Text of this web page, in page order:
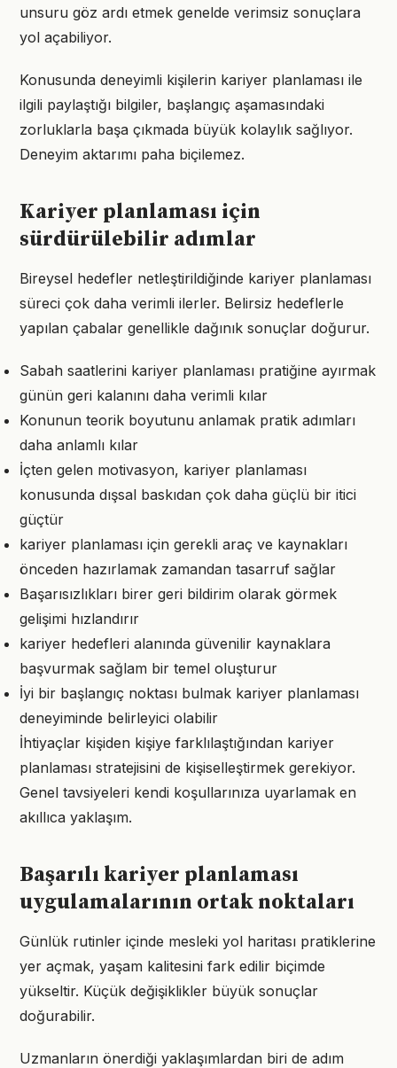
unsuru göz ardı etmek genelde verimsiz sonuçlara
yol açabiliyor.
Konusunda deneyimli kişilerin kariyer planlaması ile
ilgili paylaştığı bilgiler, başlangıç aşamasındaki
zorluklarla başa çıkmada büyük kolaylık sağlıyor.
Deneyim aktarımı paha biçilemez.
Kariyer planlaması için
sürdürülebilir adımlar
Bireysel hedefler netleştirildiğinde kariyer planlaması
süreci çok daha verimli ilerler. Belirsiz hedeflerle
yapılan çabalar genellikle dağınık sonuçlar doğurur.
Sabah saatlerini kariyer planlaması pratiğine ayırmak
günün geri kalanını daha verimli kılar
Konunun teorik boyutunu anlamak pratik adımları
daha anlamlı kılar
İçten gelen motivasyon, kariyer planlaması
konusunda dışsal baskıdan çok daha güçlü bir itici
güçtür
kariyer planlaması için gerekli araç ve kaynakları
önceden hazırlamak zamandan tasarruf sağlar
Başarısızlıkları birer geri bildirim olarak görmek
gelişimi hızlandırır
kariyer hedefleri alanında güvenilir kaynaklara
başvurmak sağlam bir temel oluşturur
İyi bir başlangıç noktası bulmak kariyer planlaması
deneyiminde belirleyici olabilir
İhtiyaçlar kişiden kişiye farklılaştığından kariyer
planlaması stratejisini de kişiselleştirmek gerekiyor.
Genel tavsiyeleri kendi koşullarınıza uyarlamak en
akıllıca yaklaşım.
Başarılı kariyer planlaması
uygulamalarının ortak noktaları
Günlük rutinler içinde mesleki yol haritası pratiklerine
yer açmak, yaşam kalitesini fark edilir biçimde
yükseltir. Küçük değişiklikler büyük sonuçlar
doğurabilir.
Uzmanların önerdiği yaklaşımlardan biri de adım